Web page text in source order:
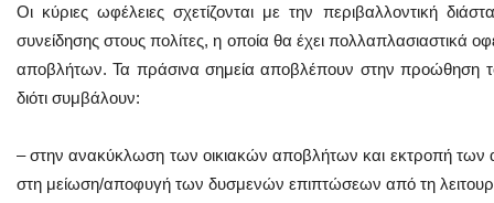
Οι κύριες ωφέλειες σχετίζονται με την περιβαλλοντική
συνείδησης στους πολίτες, η οποία θα έχει πολλαπλασιαστικά
αποβλήτων. Τα πράσινα σημεία αποβλέπουν στην προώθηση
διότι συμβάλουν:
– στην ανακύκλωση των οικιακών αποβλήτων και εκτροπή
στη μείωση/αποφυγή των δυσμενών επιπτώσεων από τη